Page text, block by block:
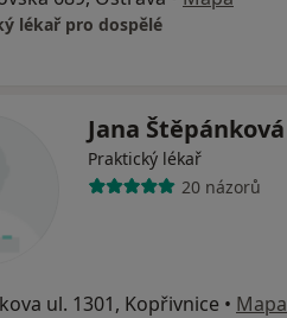
lékař pro dospělé
Jana Štěpánková
Praktický lékař
20 názorů
ul. 1301, Kopřivnice • Mapa